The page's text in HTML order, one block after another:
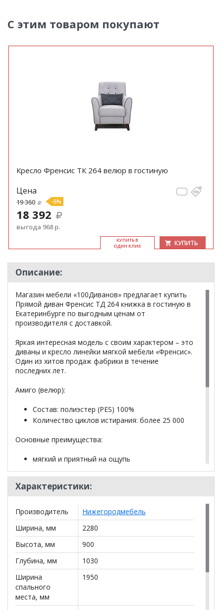
С этим товаром покупают
Кресло Френсис ТК 264 велюр в гостиную
Цена
19 360 -5%
18 392
выгода 968 р.
КУ­ПИТЬ В
ОДИН КЛИК
КУПИТЬ
Описание:
Магазин мебели «100Диванов» предлагает купить
Прямой диван Френсис ТД 264 книжка в гостиную в
Екатеринбурге по выгодным ценам от
производителя с доставкой.
Яркая интересная модель с своим характером – это
диваны и кресло линейки мягкой мебели «Френсис».
Один из хитов продаж фабрики в течение
последних лет.
Амиго (велюр):
Состав: полиэстер (PES) 100%
Количество циклов истирания: более 25 000
Основные преимущества:
мягкий и приятный на ощупь
хорошо держит форму
*Дополнительную информацию о том, как купить
Прямой диван Френсис ТД 264 книжка в гостиную
уточняйте у нашего менеджера по телефону
+79292022735.
**Цены на официальном сайте
действительны только для интернет-магазинаи
могут отличаться от цен в розничных магазинах-
салонах сети!
Характеристики:
Производитель
Нижегородмебель
Ширина, мм
2280
Высота, мм
900
Глубина, мм
1030
Ширина
спального
места, мм
1950